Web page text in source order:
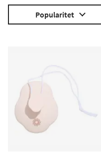
Popularitet